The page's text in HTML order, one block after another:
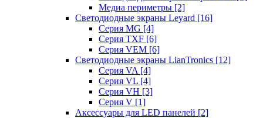
Медиа периметры [2]
Светодиодные экраны Leyard [16]
Серия MG [4]
Серия TXF [6]
Серия VEM [6]
Светодиодные экраны LianTronics [12]
Серия VA [4]
Серия VL [4]
Серия VH [3]
Серия V [1]
Аксессуары для LED панелей [2]